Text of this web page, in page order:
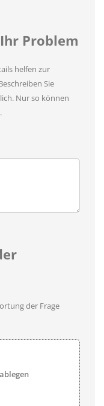
Problem
helfen zur
Sie
Nur so können
der Frage